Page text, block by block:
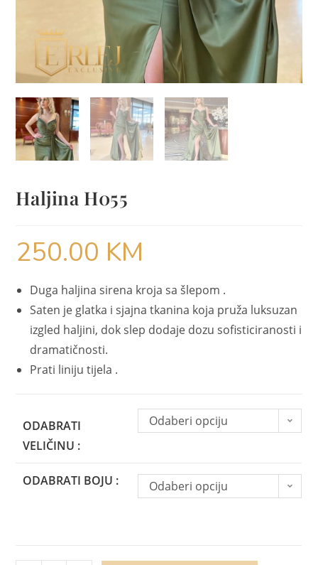
Haljina H055
250.00 KM
Duga haljina sirena kroja sa šlepom .
Saten je glatka i sjajna tkanina koja pruža luksuzan
izgled haljini, dok slep dodaje dozu sofisticiranosti i
dramatičnosti.
Prati liniju tijela .
ODABRATI
VELIČINU :
Odaberi opciju
ODABRATI BOJU : Odaberi opciju